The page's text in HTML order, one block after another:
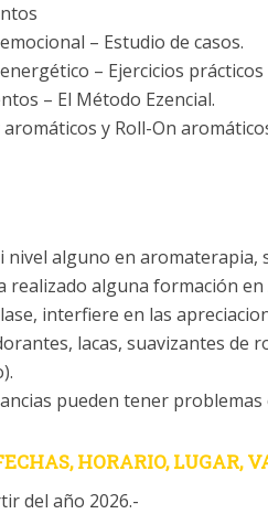
– Estudio de casos.
– Ejercicios prácticos
– El Método Ezencial.
y Roll-On
nivel alguno en aromaterapia,
realizado alguna formación
interfiere en las
lacas, suavizantes de
pueden tener
HORARIO, LUGAR,
del año 2026.-